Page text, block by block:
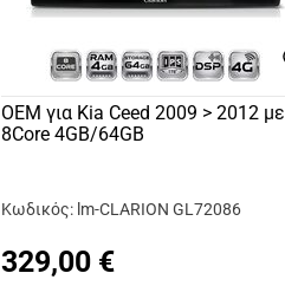
OEM για Kia Ceed 2009 > 2012 με
8Core 4GB/64GB
Κωδικός: lm-CLARION GL72086
329,00 €